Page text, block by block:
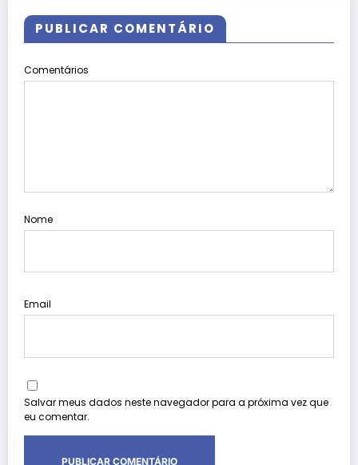
PUBLICAR COMENTÁRIO
Comentários
Nome
Email
Salvar meus dados neste navegador para a próxima vez que
eu comentar.